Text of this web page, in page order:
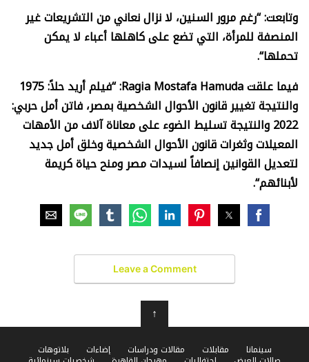
وتابعت: “رغم مرور السنين، لا نزال نعاني من التشريعات غير
المنصفة للمرأة، التي تضع على كاهلها أعباء لا يمكن
تحملها“.
فيما علقت
فيلم أريد حلاً: 1975
والنتيجة تغيير قانون الأحوال الشخصية بمصر، فاتن أمل حربي:
2022 والنتيجة تسليط الضوء على معاناة آلاف من الأمهات
المعيلات وثغرات قانون الأحوال الشخصية وخلق أمل جديد
لتعديل القوانين إنصافاً لسيدات مصر ومنح حياة كريمة
لأبنائهم“.
Leave a Comment
↑
سينمانا مقابلات مقالات ودراسات إضاءات بلاتوهات